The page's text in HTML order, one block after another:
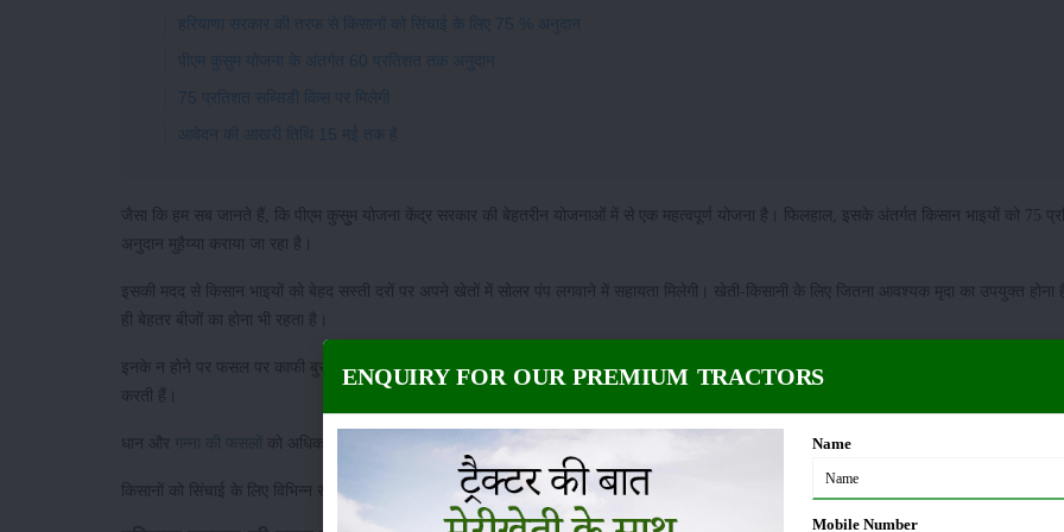
हरियाणा सरकार की तरफ से किसानों को सिंचाई के लिए 75 % अनुदान
पीएम कुसुम योजना के अंतर्गत 60 प्रतिशत तक अनुदान
75 प्रतिशत सब्सिडी किस पर मिलेगी
आवेदन की आखरी तिथि 15 मई तक है
जैसा कि हम सब जानते हैं, कि पीएम कुसुुम योजना केंद्र सरकार की बेहतरीन योजनाओं में से एक महत्वपूर्ण योजना है। फिलहाल, इसके अंतर्गत किसान भाइयों को 75
अनुदान मुहैय्या कराया जा रहा है।
इसकी मदद से किसान भाइयों को बेहद सस्ती दरों पर अपने खेतों में सोलर पंप लगवाने में सहायता मिलेगी। खेती-किसानी के लिए जितना आवश्यक मृदा का उपयुक्त होना
ही बेहतर बीजों का होना भी रहता है।
इनके न होने पर फसल पर काफी बुरा असर पड़ता है। साथ ही, जल रहित कृषि की कल्पना करना भी मुश्किल होता है। खरीफ सीजन की फसलें सामान्यतः जल के अभाव
करती हैं।
धान और गन्ना की फसलों को अधिकांश जल की आवश्यकता होती है। ऐसी स्थिति में केंद्र और राज्य सरकारें किसानों की सहायता के लिए खड़ी होती हैं।
किसानों को सिंचाई के लिए विभिन्न संसाधन मुहैय्या कराए जाते हैं। किसानोें का सिंचाई पर ज्यादा खर्चा ना हो पाए, इसके संबंध में एक राज्य सरकार बड़ी सहूलियत दे रही
ENQUIRY FOR OUR PREMIUM TRACTORS
Name
Mobile Number